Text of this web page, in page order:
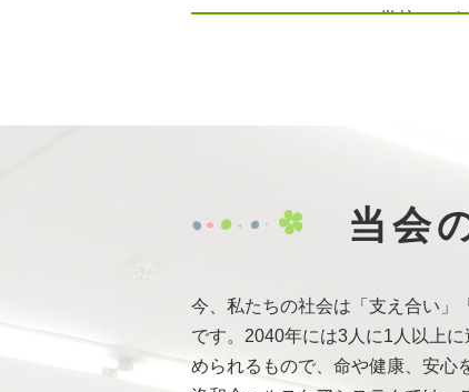
学校）」
認知症サ
龍谷大学
2022年7月29日
「臨床現
ャレンジ
多世代交
た。
当会
今、私たちの社会は「支え合い」
です。2040年には3人に1人以上
められるもので、命や健康、安心